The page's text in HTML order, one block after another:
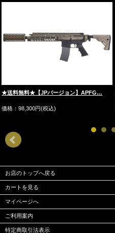
★送料無料★【JPバージョン】APFG…
価格：98,300円(税込)
お店のトップへ戻る
カートを見る
マイページへ
ご利用案内
特定商取引法表示